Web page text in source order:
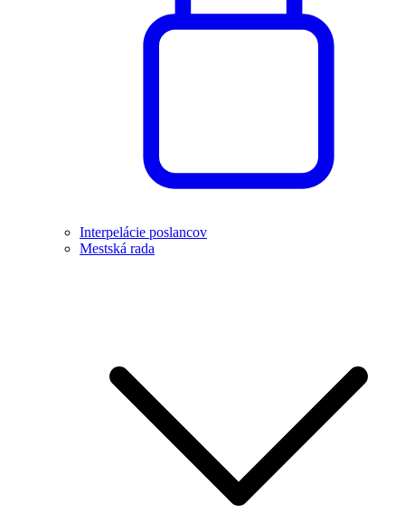
Interpelácie poslancov
Mestská rada